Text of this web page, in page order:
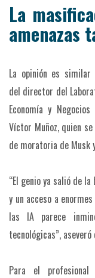
La
amenazas
La opinión es
del director del
Economía y
Víctor Muñoz, quien
de moratoria de Musk
“El genio ya salió de
y un acceso a
las IA parece
tecnológicas”,
Para el profesional